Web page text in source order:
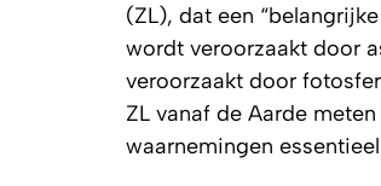
(ZL), dat een
wordt veroorzaakt door
veroorzaakt door
ZL vanaf de Aarde
waarnemingen